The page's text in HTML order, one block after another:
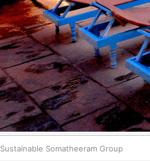
Sustainable Somatheeram Group